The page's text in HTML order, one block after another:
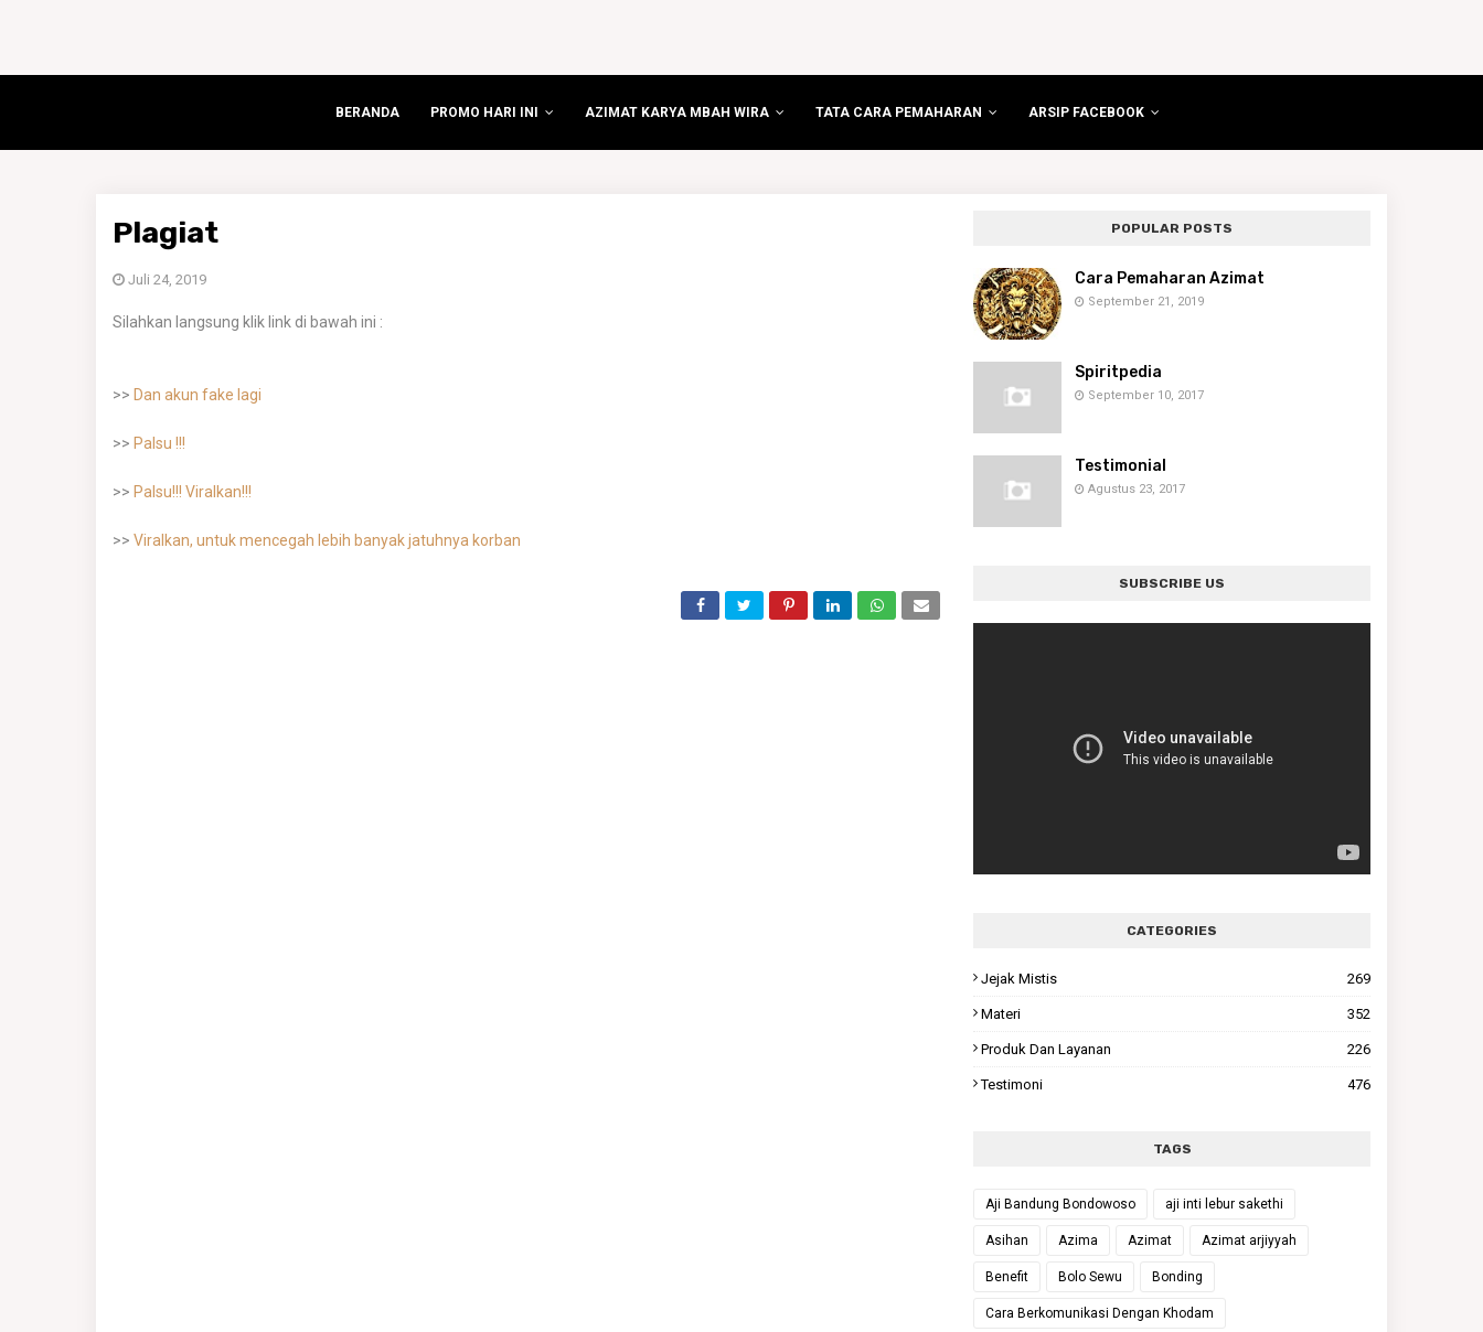
BERANDA PROMO HARI INI AZIMAT KARYA MBAH WIRA TATA CARA PEMAHARAN ARSIP FACEBOOK
Plagiat
Juli 24, 2019
Silahkan langsung klik link di bawah ini :
>> Dan akun fake lagi
>> Palsu !!!
>> Palsu!!! Viralkan!!!
>> Viralkan, untuk mencegah lebih banyak jatuhnya korban
POPULAR POSTS
Cara Pemaharan Azimat
September 21, 2019
Spiritpedia
September 10, 2017
Testimonial
Agustus 23, 2017
SUBSCRIBE US
CATEGORIES
Jejak Mistis 269
Materi 352
Produk Dan Layanan 226
Testimoni 476
TAGS
Aji Bandung Bondowoso aji inti lebur sakethi
Asihan Azima Azimat Azimat arjiyyah
Benefit Bolo Sewu Bonding
Cara Berkomunikasi Dengan Khodam